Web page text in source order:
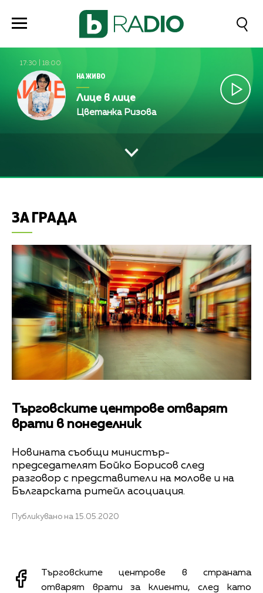
17:30 18:00
НА ЖИВО
Лице в лице
Цветанка Ризова
ЗА ГРАДА
Търговските центрове отварят
врати в понеделник
Новината съобщи министър-
председателят Бойко Борисов след
разговор с представители на молове и на
Българската ритейл асоциация.
Публикувано на 15.05.2020
Търговските центрове в страната
отварят врати за клиенти, след като